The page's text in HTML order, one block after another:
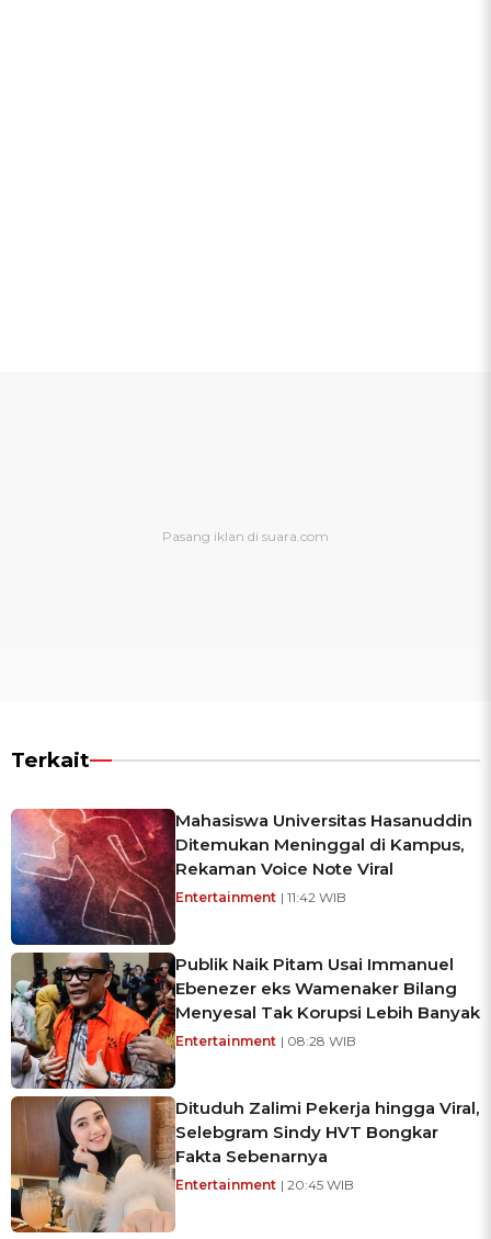
Terkait
Mahasiswa Universitas Hasanuddin
Ditemukan Meninggal di Kampus,
Rekaman Voice Note Viral
Entertainment | 11:42 WIB
Publik Naik Pitam Usai Immanuel
Ebenezer eks Wamenaker Bilang
Menyesal Tak Korupsi Lebih Banyak
Entertainment | 08:28 WIB
Dituduh Zalimi Pekerja hingga Viral,
Selebgram Sindy HVT Bongkar
Fakta Sebenarnya
Entertainment | 20:45 WIB